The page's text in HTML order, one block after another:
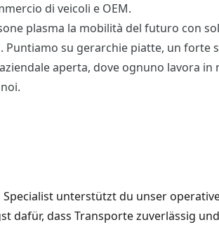
di veicoli e OEM.
plasma la mobilità del futuro con
su gerarchie piatte, un forte
aperta, dove ognuno lavora in
unterstützt du unser
dafür, dass Transporte zuverlässig und